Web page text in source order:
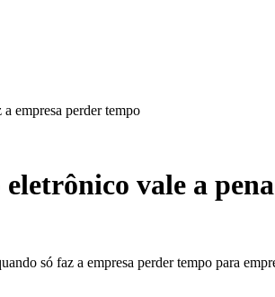
empresa perder tempo
vale a
só faz a empresa perder tempo para